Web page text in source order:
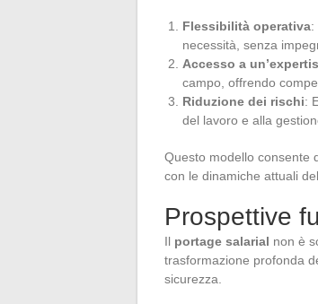
Flessibilità operativa:
necessità, senza
Accesso a
campo, offrendo
Riduzione dei rischi:
del lavoro e alla
Questo modello consente
con le dinamiche attuali
Prospettive
Il portage salarial non è
trasformazione profonda
sicurezza.